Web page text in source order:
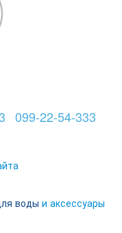
099-22-54-333
воды и аксессуары